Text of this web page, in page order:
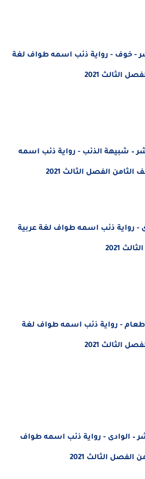
- خوف - رواية ذئب اسمه طواف لغة
الثالث 2021
– شبيهة الذئب - رواية ذئب اسمه
الفصل الثالث 2021
10 – الوادى - رواية ذئب اسمه طواف لغة عربية
2021
الفصل 12 – 'طعام - رواية ذئب اسمه طواف لغة
الثالث 2021
– الوادى - رواية ذئب اسمه طواف
الثالث 2021